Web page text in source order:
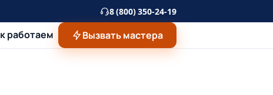
8 (800) 350-24-19
работаем Вызвать мастера